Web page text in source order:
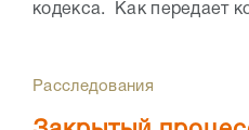
кодекса. Как передает
Расследования